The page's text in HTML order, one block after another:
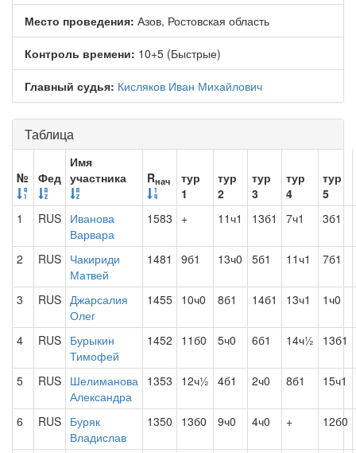
Место проведения: Азов, Ростовская область
Контроль времени: 10+5 (Быстрые)
Главный судья: Кисляков Иван Михайлович
Таблица
№ Фед
Имя
участника
Rнач
тур
1
тур
2
тур
3
тур
4
тур
5
1
RUS Иванова
Варвара
1583 + 11ч1 13б1 7ч1 3б1
2 RUS Чакириди
Матвей
1481 9б1 13ч0 5б1 11ч1 7б1
3 RUS Джарсалия
Олег
1455 10ч0 8б1 14б1 13ч1 1ч0
4 RUS Бурыкин
Тимофей
1452 11б0 5ч0 6б1 14ч½ 13б1
5 RUS Шелиманова
Александра
1353 12ч½ 4б1 2ч0 8б1 15ч1
6 RUS Буряк
Владислав
1350 13б0 9ч0 4ч0 + 12б0